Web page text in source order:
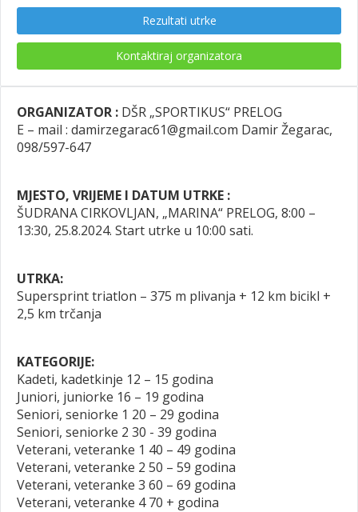
Rezultati utrke
Kontaktiraj organizatora
ORGANIZATOR : DŠR „SPORTIKUS“ PRELOG
E – mail : damirzegarac61@gmail.com Damir Žegarac,
098/597-647
MJESTO, VRIJEME I DATUM UTRKE :
ŠUDRANA CIRKOVLJAN, „MARINA“ PRELOG, 8:00 –
13:30, 25.8.2024. Start utrke u 10:00 sati.
UTRKA:
Supersprint triatlon – 375 m plivanja + 12 km bicikl +
2,5 km trčanja
KATEGORIJE:
Kadeti, kadetkinje 12 – 15 godina
Juniori, juniorke 16 – 19 godina
Seniori, seniorke 1 20 – 29 godina
Seniori, seniorke 2 30 - 39 godina
Veterani, veteranke 1 40 – 49 godina
Veterani, veteranke 2 50 – 59 godina
Veterani, veteranke 3 60 – 69 godina
Veterani, veteranke 4 70 + godina